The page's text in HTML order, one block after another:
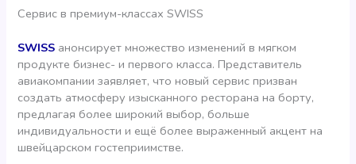
Сервис в премиум-классах SWISS
SWISS анонсирует множество изменений в мягком
продукте бизнес- и первого класса. Представитель
авиакомпании заявляет, что новый сервис призван
создать атмосферу изысканного ресторана на борту,
предлагая более широкий выбор, больше
индивидуальности и ещё более выраженный акцент на
швейцарском гостеприимстве.